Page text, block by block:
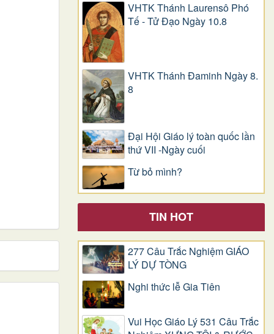
VHTK Thánh Laurensô Phó
Tế - Tử Đạo Ngày 10.8
VHTK Thánh Đaminh Ngày 8.
8
Đại Hội Giáo lý toàn quốc lần
thứ VII -Ngày cuối
Từ bỏ mình?
TIN HOT
277 Câu Trắc Nghiệm GIÁO
LÝ DỰ TÒNG
Nghi thức lễ Gia Tiên
Vui Học Giáo Lý 531 Câu Trắc